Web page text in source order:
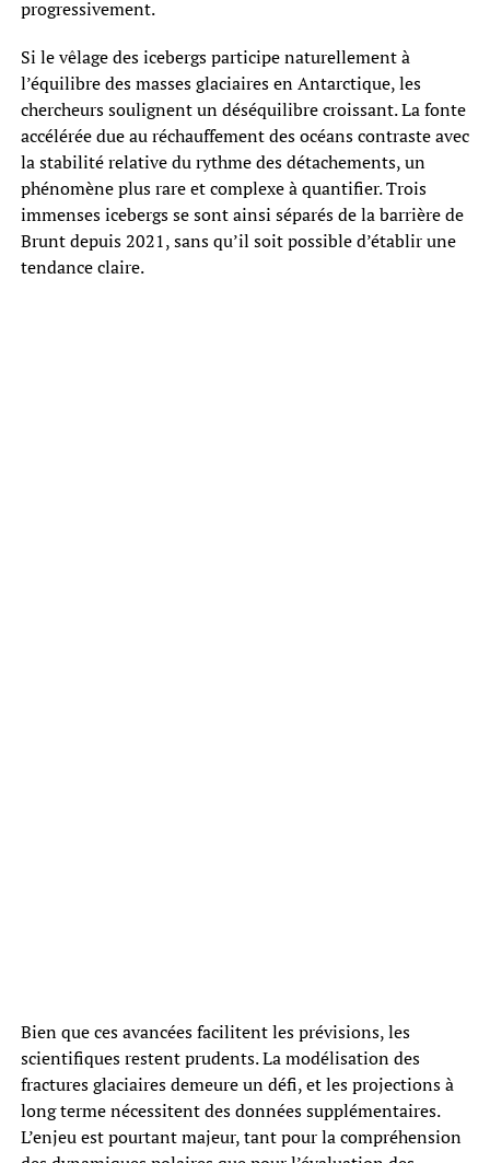
progressivement.
Si le vêlage des icebergs participe naturellement à
l’équilibre des masses glaciaires en Antarctique, les
chercheurs soulignent un déséquilibre croissant. La fonte
accélérée due au réchauffement des océans contraste avec
la stabilité relative du rythme des détachements, un
phénomène plus rare et complexe à quantifier. Trois
immenses icebergs se sont ainsi séparés de la barrière de
Brunt depuis 2021, sans qu’il soit possible d’établir une
tendance claire.
Bien que ces avancées facilitent les prévisions, les
scientifiques restent prudents. La modélisation des
fractures glaciaires demeure un défi, et les projections à
long terme nécessitent des données supplémentaires.
L’enjeu est pourtant majeur, tant pour la compréhension